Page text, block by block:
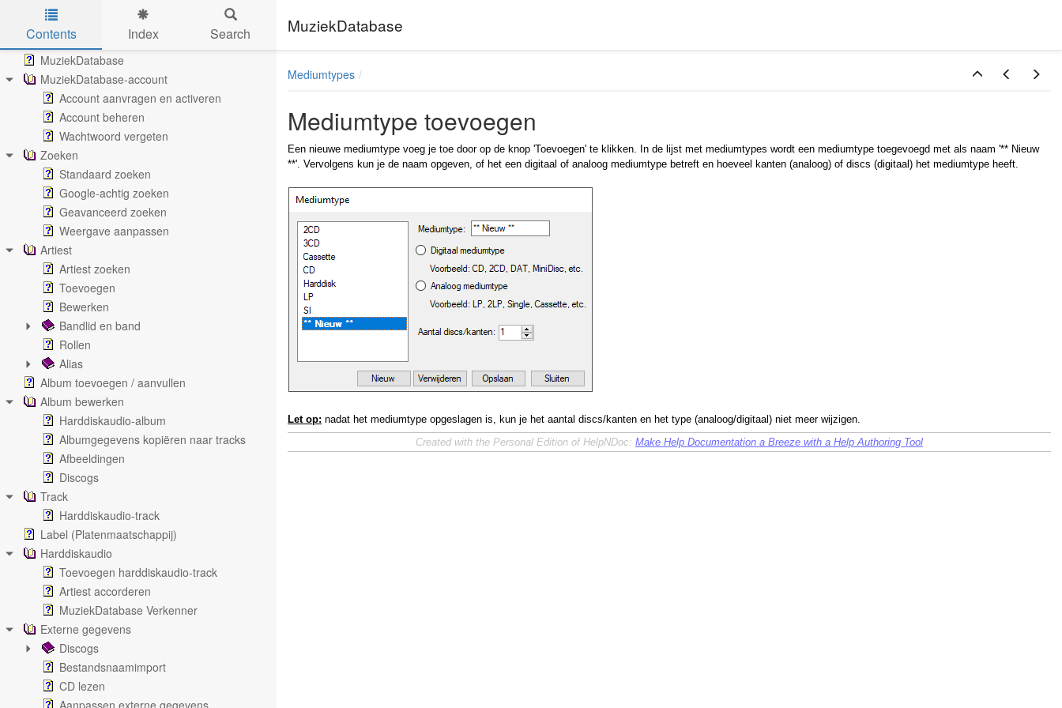
Skip to main content
MuziekDatabase
Contents Index Search
MuziekDatabase
MuziekDatabase-account
Account aanvragen en activeren
Account beheren
Wachtwoord vergeten
Zoeken
Standaard zoeken
Google-achtig zoeken
Geavanceerd zoeken
Weergave aanpassen
Artiest
Artiest zoeken
Toevoegen
Bewerken
Bandlid en band
Rollen
Alias
Album toevoegen / aanvullen
Album bewerken
Harddiskaudio-album
Albumgegevens kopiëren naar tracks
Afbeeldingen
Discogs
Track
Harddiskaudio-track
Label (Platenmaatschappij)
Harddiskaudio
Toevoegen harddiskaudio-track
Artiest accorderen
MuziekDatabase Verkenner
Externe gegevens
Discogs
Bestandsnaamimport
CD lezen
Aanpassen externe gegevens
Mediumtypes
Mediumtype toevoegen
Een nieuwe mediumtype voeg je toe door op de knop 'Toevoegen' te klikken. In de lijst met mediumtypes wordt een mediumtype toegevoegd met als naam '** Nieuw
**'. Vervolgens kun je de naam opgeven, of het een digitaal of analoog mediumtype betreft en hoeveel kanten (analoog) of discs (digitaal) het mediumtype heeft.
Let op: nadat het mediumtype opgeslagen is, kun je het aantal discs/kanten en het type (analoog/digitaal) niet meer wijzigen.
Created with the Personal Edition of HelpNDoc: Make Help Documentation a Breeze with a Help Authoring Tool